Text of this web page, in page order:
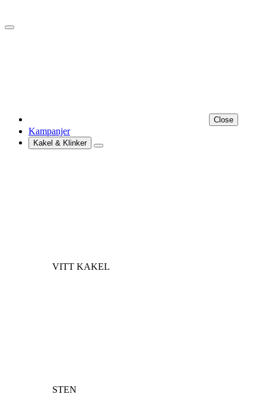
Close
Kampanjer
Kakel & Klinker
VITT KAKEL
STEN